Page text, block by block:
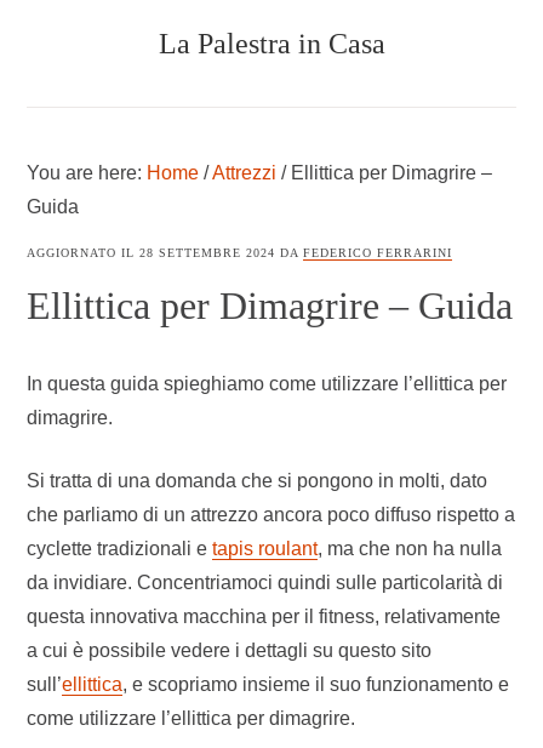
La Palestra in Casa
IN
CASA
You are here: Home /Attrezzi /Ellittica per Dimagrire –
Guida
AGGIORNATO IL28 SETTEMBRE 2024 DAFEDERICO FERRARINI
Ellittica per Dimagrire – Guida
In questa guida spieghiamo come utilizzare l’ellittica per
dimagrire.
Si tratta di una domanda che si pongono in molti, dato
che parliamo di un attrezzo ancora poco diffuso rispetto a
cyclette tradizionali etapis roulant, ma che non ha nulla
da invidiare. Concentriamoci quindi sulle particolarità di
questa innovativa macchina per il fitness, relativamente
a cui è possibile vedere i dettagli su questo sito
sull’ellittica, e scopriamo insieme il suo funzionamento e
come utilizzare l’ellittica per dimagrire.